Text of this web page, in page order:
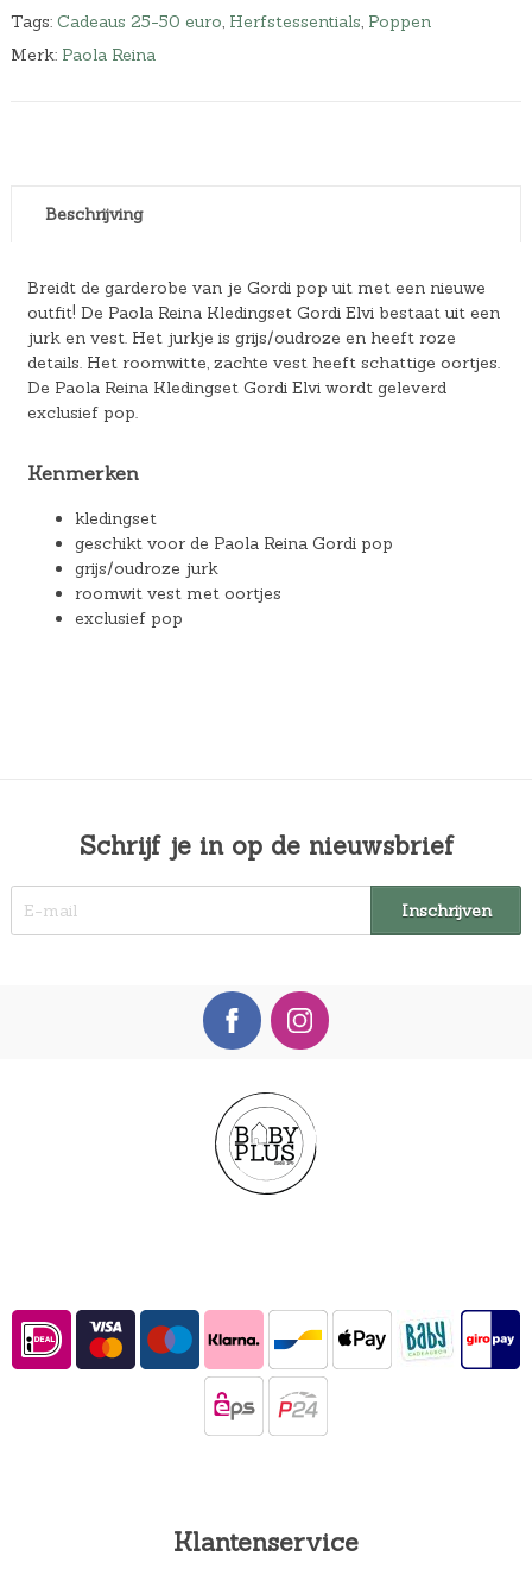
Tags: Cadeaus 25-50 euro, Herfstessentials, Poppen
Merk: Paola Reina
Beschrijving
Breidt de garderobe van je Gordi pop uit met een nieuwe
outfit! De Paola Reina Kledingset Gordi Elvi bestaat uit een
jurk en vest. Het jurkje is grijs/oudroze en heeft roze
details. Het roomwitte, zachte vest heeft schattige oortjes.
De Paola Reina Kledingset Gordi Elvi wordt geleverd
exclusief pop.
Kenmerken
kledingset
geschikt voor de Paola Reina Gordi pop
grijs/oudroze jurk
roomwit vest met oortjes
exclusief pop
Schrijf je in op de nieuwsbrief
Klantenservice